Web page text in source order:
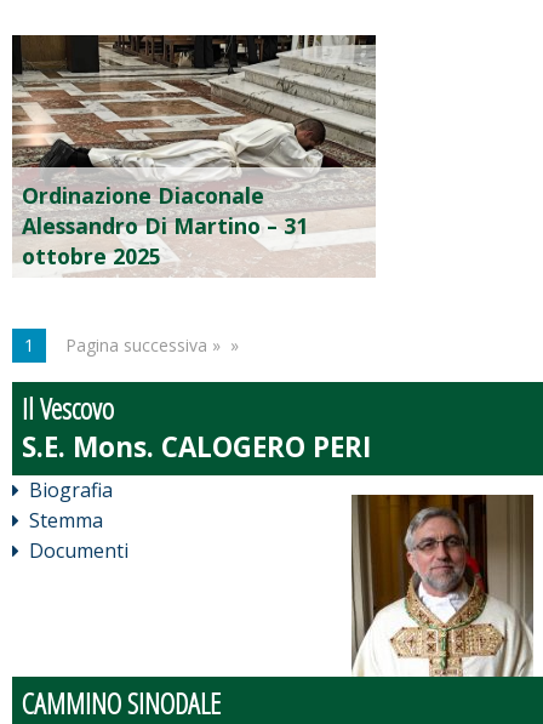
Ordinazione Diaconale
Alessandro Di Martino – 31
ottobre 2025
1 Pagina successiva »
Il Vescovo
Biografia
Stemma
Documenti
CAMMINO SINODALE